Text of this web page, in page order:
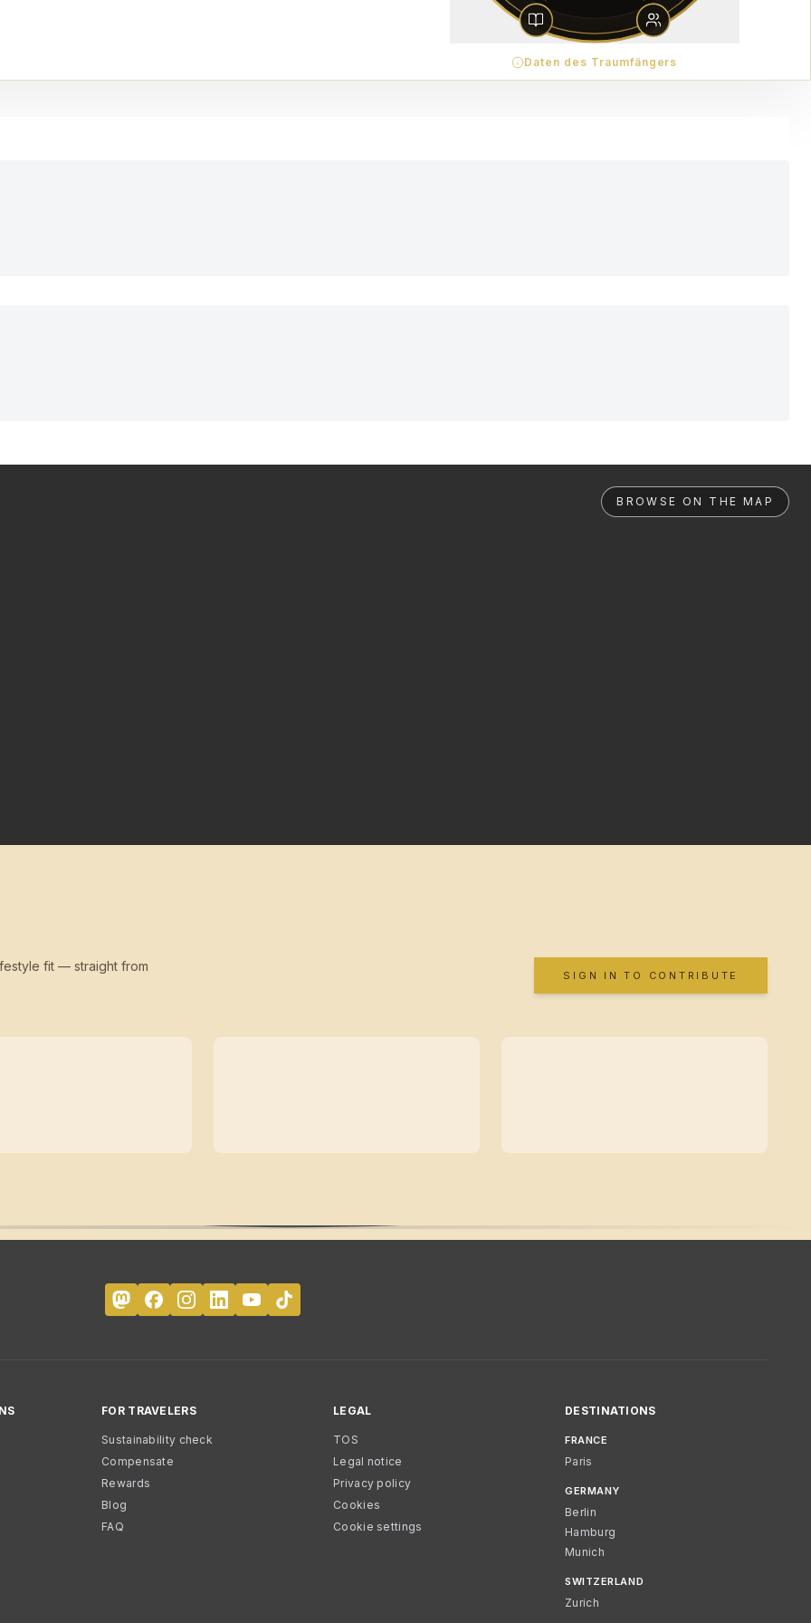
Daten des Traumfängers
BROWSE ON THE MAP
fit — straight from
SIGN IN TO CONTRIBUTE
FOR TRAVELERS
Sustainability check
Compensate
Rewards
Blog
FAQ
LEGAL
TOS
Legal notice
Privacy policy
Cookies
Cookie settings
DESTINATIONS
FRANCE
Paris
GERMANY
Berlin
Hamburg
Munich
SWITZERLAND
Zurich